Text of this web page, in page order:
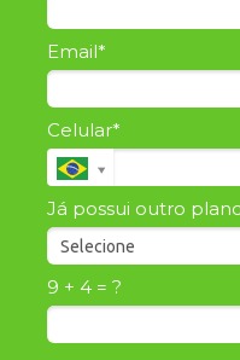
Email*
Celular*
Já possui outro
9 + 4 = ?